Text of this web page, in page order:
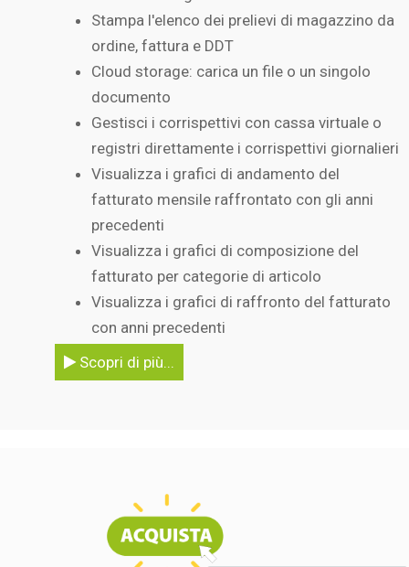
Stampa l'elenco dei prelievi di magazzino da
ordine, fattura e DDT
Cloud storage: carica un file o un singolo
documento
Gestisci i corrispettivi con cassa virtuale o
registri direttamente i corrispettivi giornalieri
Visualizza i grafici di andamento del
fatturato mensile raffrontato con gli anni
precedenti
Visualizza i grafici di composizione del
fatturato per categorie di articolo
Visualizza i grafici di raffronto del fatturato
con anni precedenti
Scopri di più...